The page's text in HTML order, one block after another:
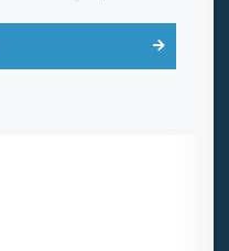
au RGPD. Les
que vous pouvez
et retirer votre